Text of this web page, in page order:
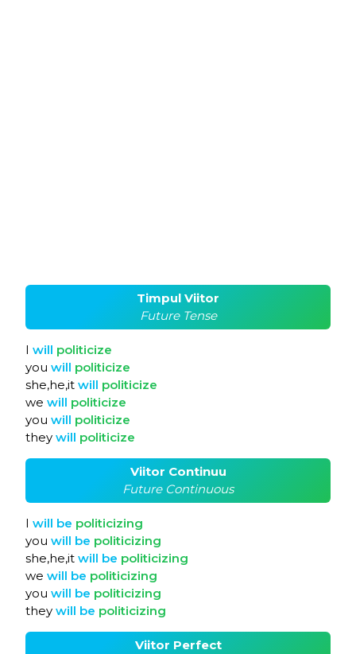
Timpul Viitor
Future Tense
I will politicize
you will politicize
she,he,it will politicize
we will politicize
you will politicize
they will politicize
Viitor Continuu
Future Continuous
I will be politicizing
you will be politicizing
she,he,it will be politicizing
we will be politicizing
you will be politicizing
they will be politicizing
Viitor Perfect